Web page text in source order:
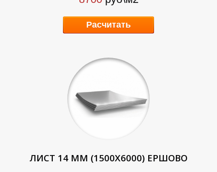
Р
Расчитать
ЛИСТ 14 ММ (1500Х6000) ЕРШОВО
Р